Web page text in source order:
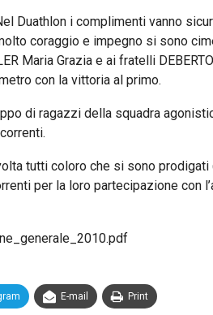
Duathlon i complimenti vanno
coraggio e impegno si sono
Maria Grazia e ai fratelli
con la vittoria al primo.
di ragazzi della squadra
tutti coloro che si sono
per la loro partecipazione con
E-mail Print